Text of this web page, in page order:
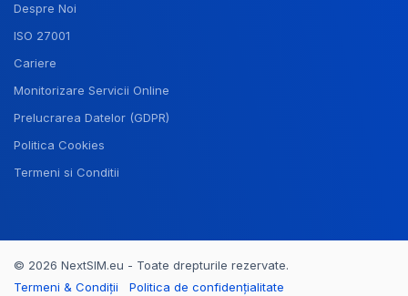
Despre Noi
ISO 27001
Cariere
Monitorizare Servicii Online
Prelucrarea Datelor (GDPR)
Politica Cookies
Termeni si Conditii
© 2026 NextSIM.eu - Toate drepturile rezervate.
Termeni & Condiții
Politica de confidențialitate